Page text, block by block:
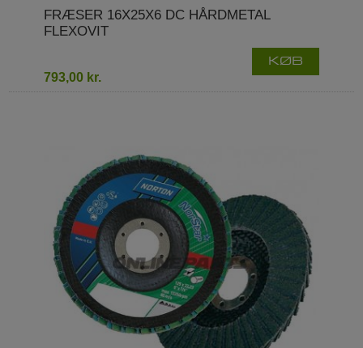
FRÆSER 16X25X6 DC HÅRDMETAL
FLEXOVIT
793,00 kr.
KØB